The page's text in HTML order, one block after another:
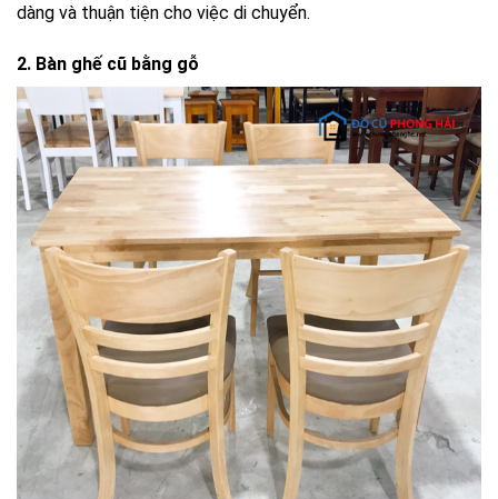
dàng và thuận tiện cho việc di chuyển.
2. Bàn ghế cũ bằng gỗ